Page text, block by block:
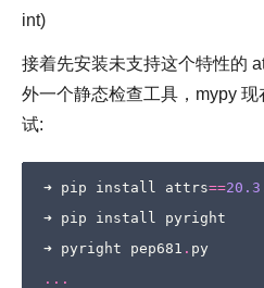
int)
接着先安装未支持这个特性的
外一个静态检查工具，mypy
试:
➜ pip install attrs==
➜ pip install
pyright
➜ pyright pep681 . py
...